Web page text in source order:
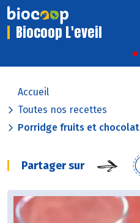
Biocoop L'eveil
Accueil
Toutes nos recettes
Porridge fruits et chocolat
Partager sur